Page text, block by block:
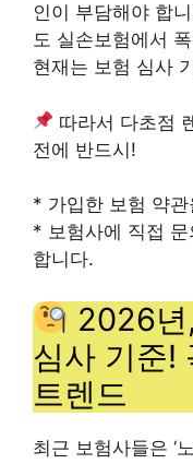
인이 부담해야 합
도 실손보험에서
현재는 보험 심사
따라서 다초점
전에 반드시!
* 가입한 보험 약
* 보험사에 직접
합니다.
2026년
심사 기준!
트렌드
최근 보험사들은 ‘